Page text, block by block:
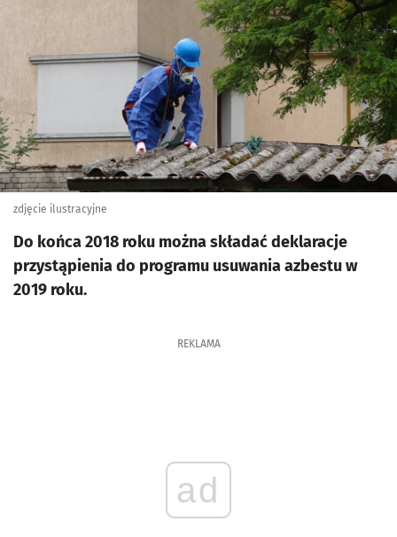
zdjęcie ilustracyjne
Do końca 2018 roku można składać deklaracje
przystąpienia do programu usuwania azbestu w
2019 roku.
REKLAMA
ad